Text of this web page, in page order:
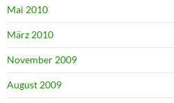
Mai 2010
März 2010
November 2009
August 2009